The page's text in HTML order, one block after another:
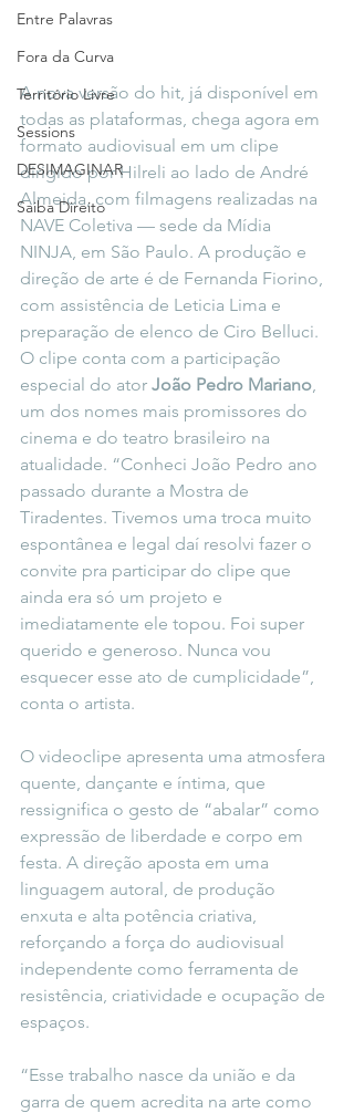
Entre Palavras
Fora da Curva
Território Livre
Sessions
DESIMAGINAR
Saiba Direito
A nova versão do hit, já disponível em
todas as plataformas, chega agora em
formato audiovisual em um clipe
dirigido por Hilreli ao lado de André
Almeida, com filmagens realizadas na
NAVE Coletiva — sede da Mídia
NINJA, em São Paulo. A produção e
direção de arte é de Fernanda Fiorino,
com assistência de Leticia Lima e
preparação de elenco de Ciro Belluci.
O clipe conta com a participação
especial do ator João Pedro Mariano
um dos nomes mais promissores do
cinema e do teatro brasileiro na
atualidade. “Conheci João Pedro ano
passado durante a Mostra de
Tiradentes. Tivemos uma troca muito
espontânea e legal daí resolvi fazer o
convite pra participar do clipe que
ainda era só um projeto e
imediatamente ele topou. Foi super
querido e generoso. Nunca vou
esquecer esse ato de cumplicidade”,
conta o artista.
O videoclipe apresenta uma atmosfera
quente, dançante e íntima, que
ressignifica o gesto de “abalar” como
expressão de liberdade e corpo em
festa. A direção aposta em uma
linguagem autoral, de produção
enxuta e alta potência criativa,
reforçando a força do audiovisual
independente como ferramenta de
resistência, criatividade e ocupação de
espaços.
“Esse trabalho nasce da união e da
garra de quem acredita na arte como